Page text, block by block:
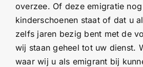
overzee. Of deze emigratie
kinderschoenen staat of dat u
zelfs jaren bezig bent met de
wij staan geheel tot uw dienst.
waar wij u als emigrant bij